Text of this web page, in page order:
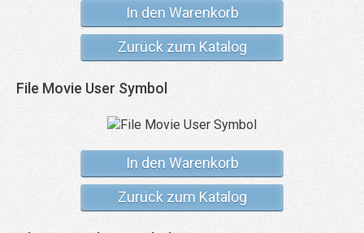
In den Warenkorb
Zurück zum Katalog
File Movie User Symbol
In den Warenkorb
Zurück zum Katalog